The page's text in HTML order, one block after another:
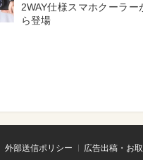
2WAY仕様スマホクーラー
ら登場
外部送信ポリシー
広告出稿・お